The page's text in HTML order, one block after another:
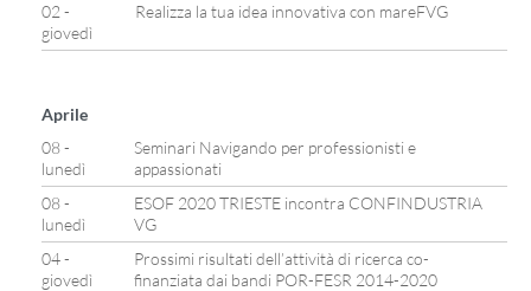
02 -
giovedì
Realizza la tua idea innovativa con mareFVG
Aprile
08 -
lunedì
Seminari Navigando per professionisti e
appassionati
08 -
lunedì
ESOF 2020 TRIESTE incontra CONFINDUSTRIA
VG
04 -
giovedì
Prossimi risultati dell’attività di ricerca co-
finanziata dai bandi POR-FESR 2014-2020